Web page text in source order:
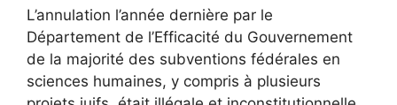
L’annulation l’année dernière par le
Département de l’Efficacité du Gouvernement
de la majorité des subventions fédérales en
sciences humaines, y compris à plusieurs